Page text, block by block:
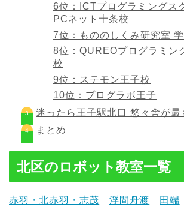
6位：ICTプログラミングス
PCネット十条校
7位：もののしくみ研究室
8位：QUREOプログラミン
校
9位：ステモン王子校
10位：プログラボ王子
迷ったら王子駅北口 悠々舎が最
まとめ
北区のロボット教室一覧
赤羽・北赤羽・志茂 浮間舟渡 田端